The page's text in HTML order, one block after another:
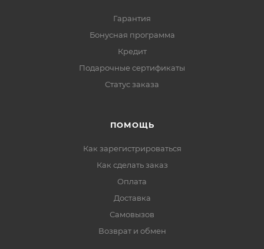
Гарантия
Бонусная программа
Кредит
Подарочные сертификаты
Статус заказа
ПОМОЩЬ
Как зарегистрироваться
Как сделать заказ
Оплата
Доставка
Самовызов
Возврат и обмен